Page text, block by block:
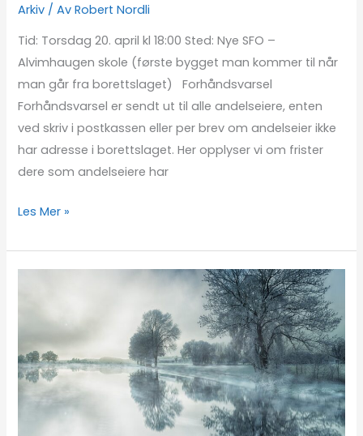
Arkiv / Av Robert Nordli
Tid: Torsdag 20. april kl 18:00 Sted: Nye SFO –
Alvimhaugen skole (første bygget man kommer til når
man går fra borettslaget) Forhåndsvarsel
Forhåndsvarsel er sendt ut til alle andelseiere, enten
ved skriv i postkassen eller per brev om andelseier ikke
har adresse i borettslaget. Her opplyser vi om frister
dere som andelseiere har
Les Mer »
vanninntrenging
44A